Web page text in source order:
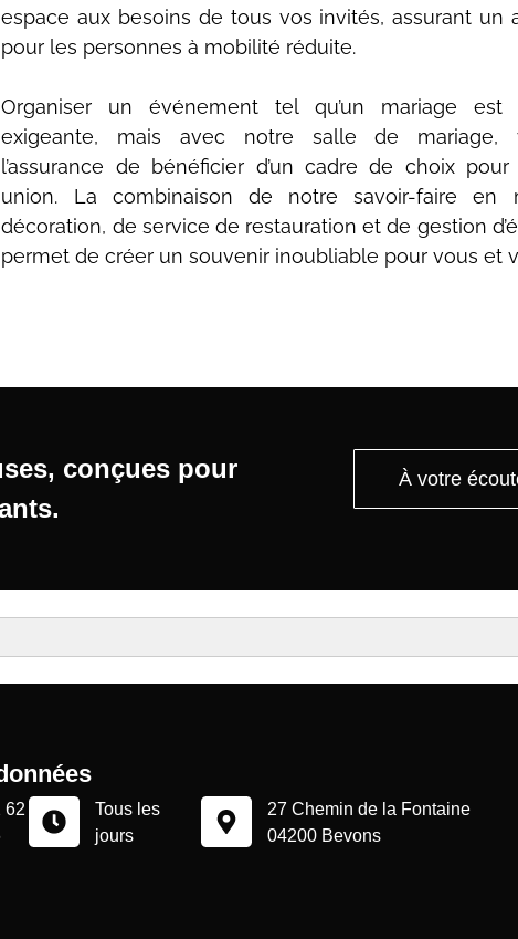
espace aux besoins de tous vos invités, assurant un
pour les personnes à mobilité réduite.
Organiser un événement tel qu’un mariage est
exigeante, mais avec notre salle de mariage,
l’assurance de bénéficier d’un cadre de choix
union. La combinaison de notre savoir-faire en
décoration, de service de restauration et de gestion
permet de créer un souvenir inoubliable pour vous et
conçues pour
À votre
62
Tous les
jours
27 Chemin de la Fontaine
04200 Bevons